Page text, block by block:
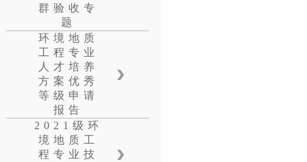
群验收专
题
环境地质
工程专业
人才培养
方案优秀
等级申请
报告
2021级环
境地质工
程专业技